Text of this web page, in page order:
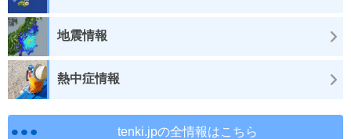
地震情報
熱中症情報
tenki.jpの全情報はこちら